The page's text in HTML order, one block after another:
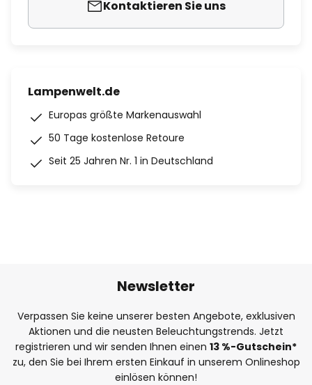
Kontaktieren Sie uns
Lampenwelt.de
Europas größte Markenauswahl
50 Tage kostenlose Retoure
Seit 25 Jahren Nr. 1 in Deutschland
Newsletter
Verpassen Sie keine unserer besten Angebote, exklusiven
Aktionen und die neusten Beleuchtungstrends. Jetzt
registrieren und wir senden Ihnen einen 13 %-Gutschein*
zu, den Sie bei Ihrem ersten Einkauf in unserem Onlineshop
einlösen können!